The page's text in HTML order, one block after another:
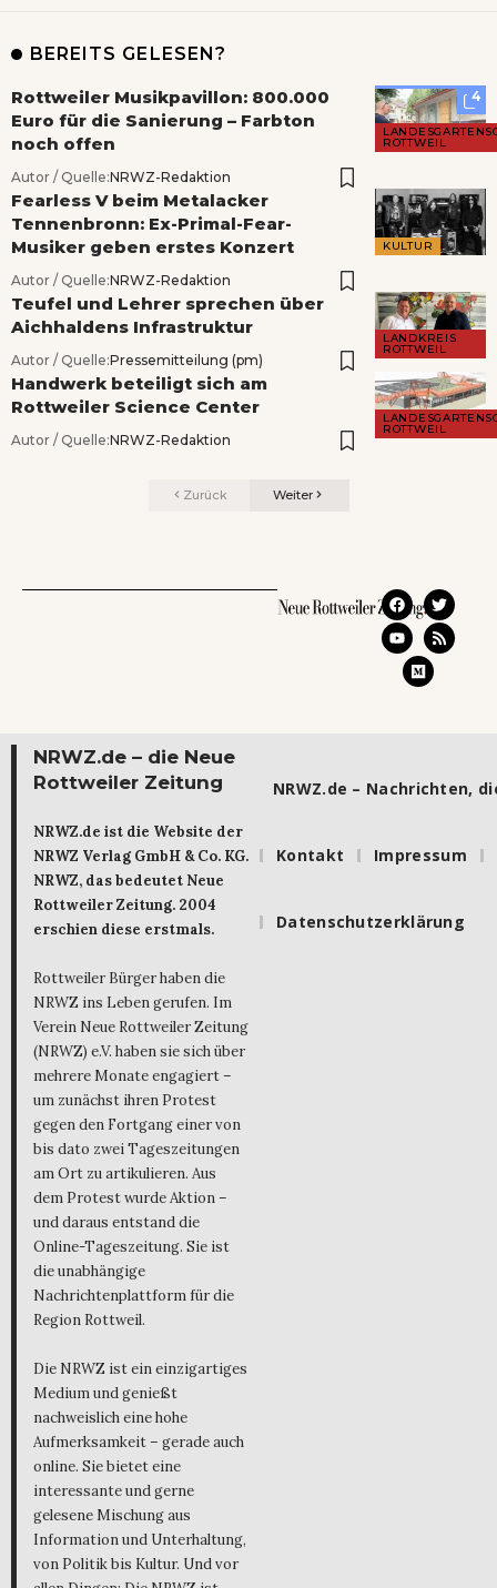
BEREITS GELESEN?
4
ROTTWEIL
Rottweiler Musikpavillon: 800.000
Euro für die Sanierung – Farbton
noch offen
Autor / Quelle:NRWZ-Redaktion
KULTUR
Fearless V beim Metalacker
Tennenbronn: Ex-Primal-Fear-
Musiker geben erstes Konzert
Autor / Quelle:NRWZ-Redaktion
LANDKREIS
ROTTWEIL
Teufel und Lehrer sprechen über
Aichhaldens Infrastruktur
Autor / Quelle:Pressemitteilung (pm)
ROTTWEIL
Handwerk beteiligt sich am
Rottweiler Science Center
Autor / Quelle:NRWZ-Redaktion
Zurück Weiter
NRWZ.de – die Neue
Rottweiler Zeitung
NRWZ.de ist die Website der
NRWZ Verlag GmbH & Co. KG.
NRWZ, das bedeutet Neue
Rottweiler Zeitung. 2004
erschien diese erstmals.
Rottweiler Bürger haben die
NRWZ ins Leben gerufen. Im
Verein Neue Rottweiler Zeitung
(NRWZ) e.V. haben sie sich über
mehrere Monate engagiert –
um zunächst ihren Protest
gegen den Fortgang einer von
bis dato zwei Tageszeitungen
am Ort zu artikulieren. Aus
dem Protest wurde Aktion –
und daraus entstand die
Online-Tageszeitung. Sie ist
die unabhängige
Nachrichtenplattform für die
Region Rottweil.
Die NRWZ ist ein einzigartiges
Medium und genießt
nachweislich eine hohe
Aufmerksamkeit – gerade auch
online. Sie bietet eine
interessante und gerne
gelesene Mischung aus
Information und Unterhaltung,
von Politik bis Kultur. Und vor
NRWZ.de – Nachrichten,
Kontakt Impressum
Datenschutzerklärung